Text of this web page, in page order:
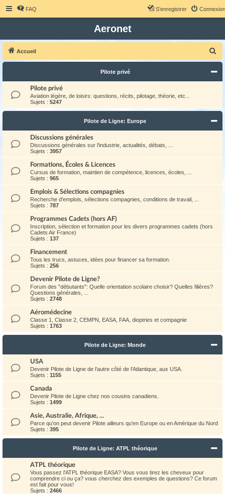
FAQ Connexion
S’enregistrer
Aeronet
Accueil
e
r
c
r
Pilote privé
Pilote privé
Aviation légère, de loisirs: questions, récits, pilotage, théorie, etc...
Sujets : 5247
Pilote de Ligne: Europe
Discussions générales
Discussions générales sur l'industrie, actualités, débats, ...
Sujets : 3957
Formations, Écoles & Licences
Cursus de formation, maintien de compétence, licences, écoles, ...
Sujets : 965
Emplois & Sélections compagnies
Recherche d'emplois, sélections compagnies, conditions de travail, ...
Sujets : 787
Programmes Cadets (hors AF)
Inscription, sélection et formation pour les divers programmes cadets (hors
Cadets Air France)
Sujets : 137
Financement
Tous les trucs, astuces, idées pour financer sa formation.
Sujets : 256
Devenir Pilote de Ligne?
Forum des "débutants": Quelle orientation scolaire choisir? Quelles filières?
Questions générales, ...
Sujets : 2748
Aéromédecine
Classe 1, Classe 2, CEMPN, EASA, FAA, dioptries et compagnie
Sujets : 1763
Pilote de Ligne: Monde
USA
Devenir Pilote de Ligne de l'autre côté de l'Atlantique, aux USA.
Sujets : 1155
Canada
Devenir Pilote de Ligne chez nos cousins canadiens.
Sujets : 1499
Asie, Australie, Afrique, ...
Parce qu'on peut devenir Pilote ailleurs qu'en Europe ou en Amérique du Nord
Sujets : 395
Pilote de Ligne: ATPL théorique
ATPL théorique
Vous passez l'ATPL théorique EASA? Vous vous tirez les cheveux pour
comprendre ci ou ça? vous cherchez des exemples de questions? Ce forum
est fait pour vous!
Sujets : 2466